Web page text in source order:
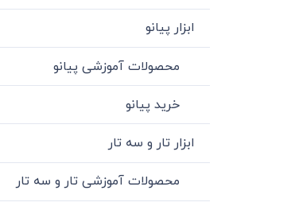
ابزار پیانو
محصولات آموزشی پیانو
خرید پیانو
ابزار تار و سه تار
محصولات آموزشی تار و سه تار